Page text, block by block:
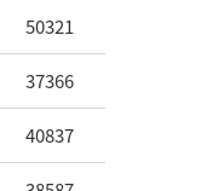
50321
37366
40837